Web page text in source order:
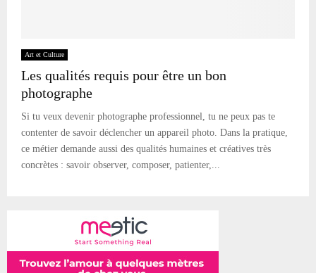
Art et Culture
Les qualités requis pour être un bon
photographe
Si tu veux devenir photographe professionnel, tu ne peux pas te
contenter de savoir déclencher un appareil photo. Dans la pratique,
ce métier demande aussi des qualités humaines et créatives très
concrètes : savoir observer, composer, patienter,...